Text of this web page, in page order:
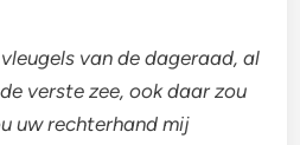
van de dageraad, al
verste zee, ook daar zou
uw rechterhand mij